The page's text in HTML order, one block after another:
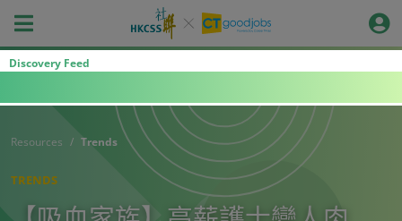
Discovery Feed
Resources Trends
TRENDS